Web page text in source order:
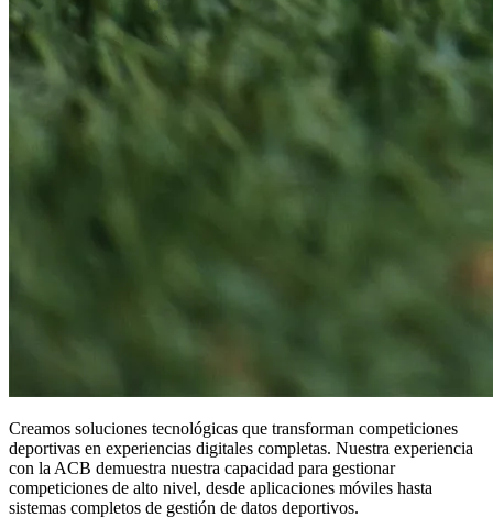
Creamos soluciones tecnológicas que transforman competiciones
deportivas en experiencias digitales completas. Nuestra experiencia
con la ACB demuestra nuestra capacidad para gestionar
competiciones de alto nivel, desde aplicaciones móviles hasta
sistemas completos de gestión de datos deportivos.